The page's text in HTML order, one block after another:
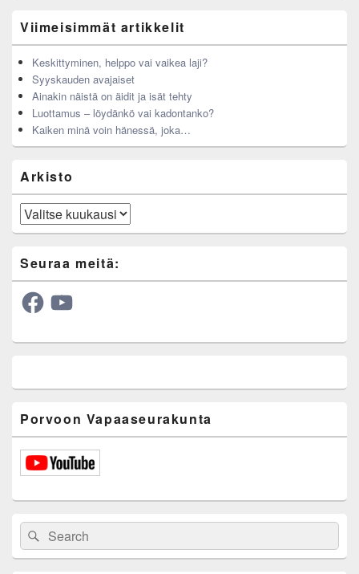
Viimeisimmät artikkelit
Keskittyminen, helppo vai vaikea laji?
Syyskauden avajaiset
Ainakin näistä on äidit ja isät tehty
Luottamus – löydänkö vai kadontanko?
Kaiken minä voin hänessä, joka…
Arkisto
Arkisto
Seuraa meitä:
FacebookYouTube
Porvoon Vapaaseurakunta
Search
for:
Search